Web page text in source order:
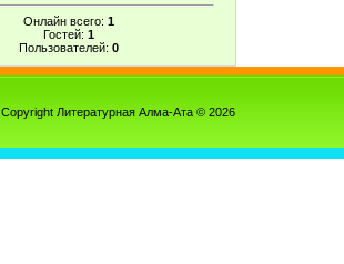
Онлайн всего: 1
Гостей: 1
Пользователей: 0
Copyright Литературная Алма-Ата © 2026